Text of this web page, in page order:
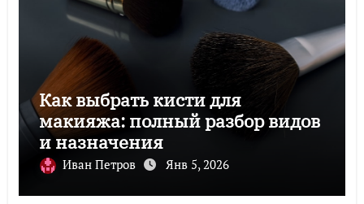
Как выбрать кисти для
макияжа: полный разбор видов
и назначения
Иван Петров Янв 5, 2026